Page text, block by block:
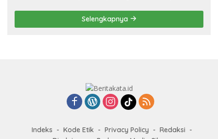
Selengkapnya
Indeks Kode Etik Privacy Policy
Redaksi